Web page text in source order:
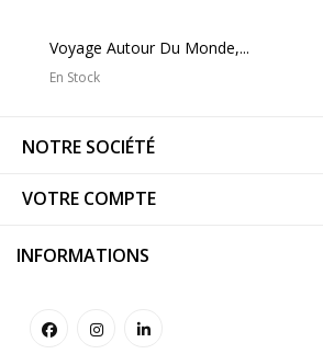
Voyage Autour Du Monde,...
En Stock
NOTRE SOCIÉTÉ
VOTRE COMPTE
INFORMATIONS